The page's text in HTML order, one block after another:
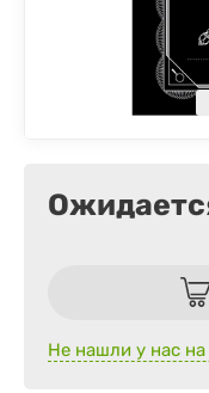
Не нашли у нас